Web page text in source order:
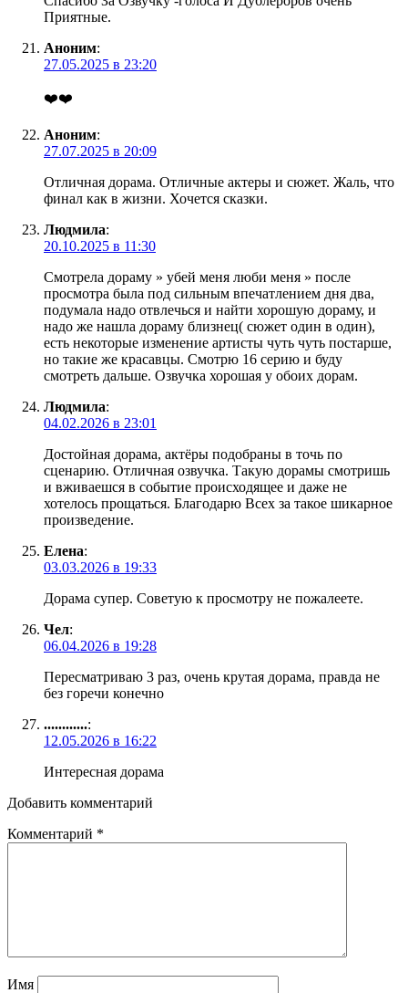
Приятные.
Аноним:
27.05.2025 в 23:20
❤️❤️
Аноним:
27.07.2025 в 20:09
Отличная дорама. Отличные актеры и сюжет. Жаль, что
финал как в жизни. Хочется сказки.
Людмила:
20.10.2025 в 11:30
Смотрела дораму » убей меня люби меня » после
просмотра была под сильным впечатлением дня два,
подумала надо отвлечься и найти хорошую дораму, и
надо же нашла дораму близнец( сюжет один в один),
есть некоторые изменение артисты чуть чуть постарше,
но такие же красавцы. Смотрю 16 серию и буду
смотреть дальше. Озвучка хорошая у обоих дорам.
Людмила:
04.02.2026 в 23:01
Достойная дорама, актёры подобраны в точь по
сценарию. Отличная озвучка. Такую дорамы смотришь
и вживаешся в событие происходящее и даже не
хотелось прощаться. Благодарю Всех за такое шикарное
произведение.
Елена:
03.03.2026 в 19:33
Дорама супер. Советую к просмотру не пожалеете.
Чел:
06.04.2026 в 19:28
Пересматриваю 3 раз, очень крутая дорама, правда не
без горечи конечно
............:
12.05.2026 в 16:22
Интересная дорама
Добавить комментарий
Комментарий *
Имя